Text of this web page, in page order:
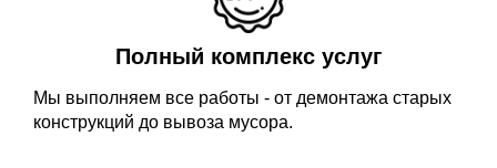
Полный комплекс услуг
Мы выполняем все работы - от демонтажа старых
конструкций до вывоза мусора.